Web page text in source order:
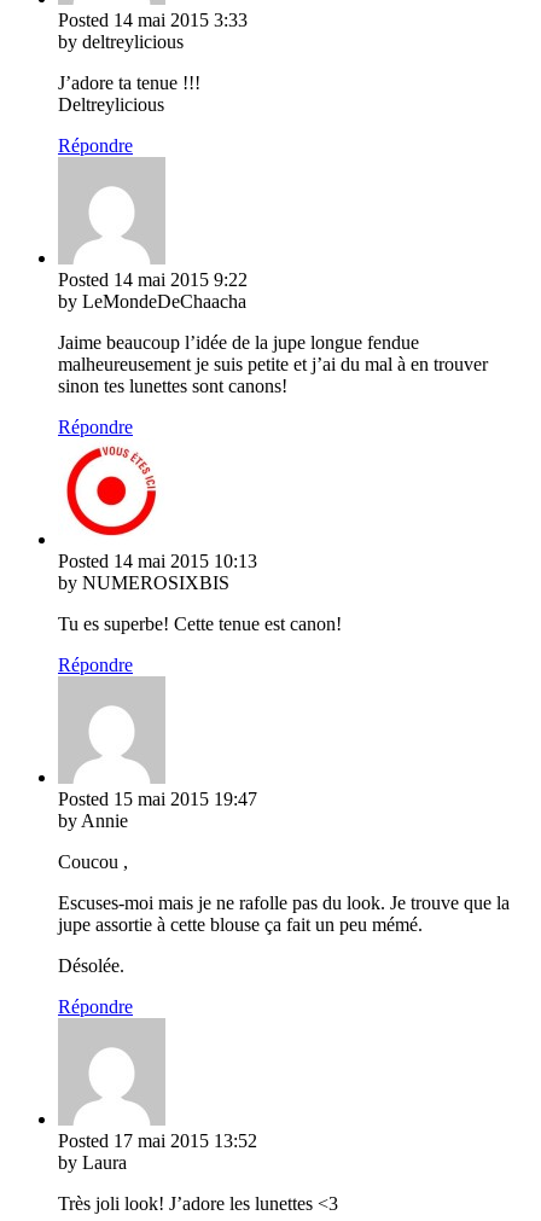
Posted 14 mai 2015 3:33
by deltreylicious
J’adore ta tenue !!!
Deltreylicious
Répondre
Posted 14 mai 2015 9:22
by LeMondeDeChaacha
Jaime beaucoup l’idée de la jupe longue fendue
malheureusement je suis petite et j’ai du mal à en trouver
sinon tes lunettes sont canons!
Répondre
Posted 14 mai 2015 10:13
by NUMEROSIXBIS
Tu es superbe! Cette tenue est canon!
Répondre
Posted 15 mai 2015 19:47
by Annie
Coucou ,
Escuses-moi mais je ne rafolle pas du look. Je trouve que la
jupe assortie à cette blouse ça fait un peu mémé.
Désolée.
Répondre
Posted 17 mai 2015 13:52
by Laura
Très joli look! J’adore les lunettes <3